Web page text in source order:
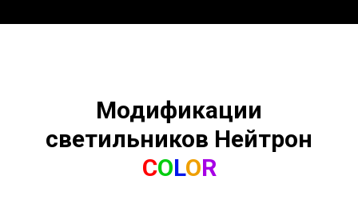
Модификации
светильников Нейтрон
COLOR